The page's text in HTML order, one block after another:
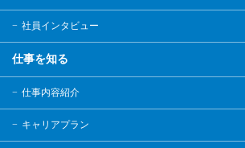
社員インタビュー
仕事を知る
仕事内容紹介
キャリアプラン